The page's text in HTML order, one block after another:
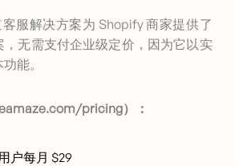
服解决方案为 Shopify 商家提供了
无需支付企业级定价，因为它以实
能。
pricing）：
户每月 $29